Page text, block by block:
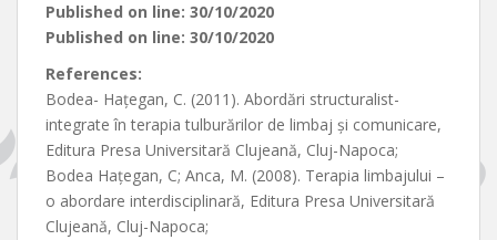
Published on line: 30/10/2020
Published on line: 30/10/2020
References:
Bodea- Hațegan, C. (2011). Abordări structuralist-
integrate în terapia tulburărilor de limbaj și comunicare,
Editura Presa Universitară Clujeană, Cluj-Napoca;
Bodea Hațegan, C; Anca, M. (2008). Terapia limbajului –
o abordare interdisciplinară, Editura Presa Universitară
Clujeană, Cluj-Napoca;